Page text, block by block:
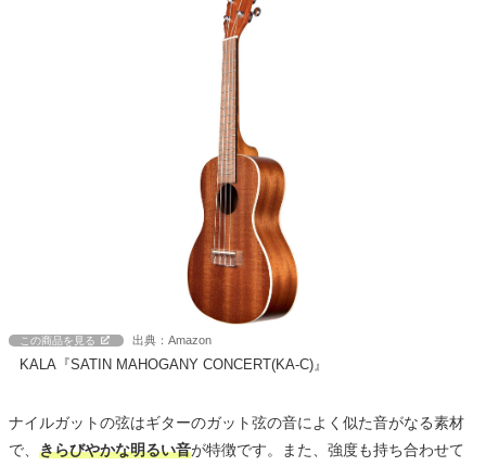
この商品を見る 出典：Amazon
KALA『SATIN MAHOGANY CONCERT(KA-C)』
ナイルガットの弦はギターのガット弦の音によく似た音がなる素材
で、 きらびやかな明るい音が特徴です。また、強度も持ち合わせて